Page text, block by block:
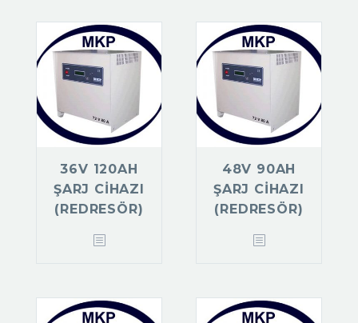
36V 120AH
ŞARJ CIHAZI
(REDRESÖR)
48V 90AH
ŞARJ CIHAZI
(REDRESÖR)